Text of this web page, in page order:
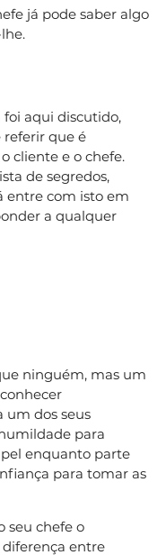
já pode saber algo
aqui discutido,
referir que é
cliente e o chefe.
de segredos,
entre com isto em
a qualquer
ninguém, mas um
um dos seus
para
enquanto parte
para tomar as
seu chefe o
entre